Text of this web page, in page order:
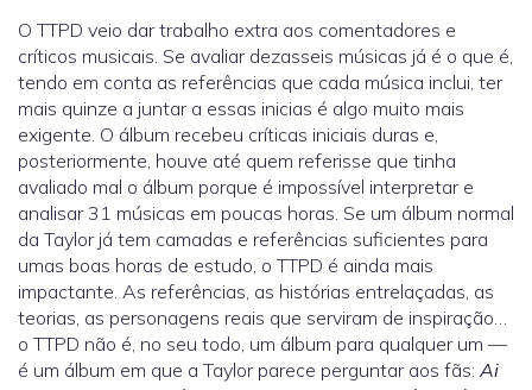
O TTPD veio dar trabalho extra aos comentadores e
críticos musicais. Se avaliar dezasseis músicas já é o que é,
tendo em conta as referências que cada música inclui, ter
mais quinze a juntar a essas inicias é algo muito mais
exigente. O álbum recebeu críticas iniciais duras e,
posteriormente, houve até quem referisse que tinha
avaliado mal o álbum porque é impossível interpretar e
analisar 31 músicas em poucas horas. Se um álbum normal
da Taylor já tem camadas e referências suficientes para
umas boas horas de estudo, o TTPD é ainda mais
impactante. As referências, as histórias entrelaçadas, as
teorias, as personagens reais que serviram de inspiração…
o TTPD não é, no seu todo, um álbum para qualquer um —
é um álbum em que a Taylor parece perguntar aos fãs: Ai